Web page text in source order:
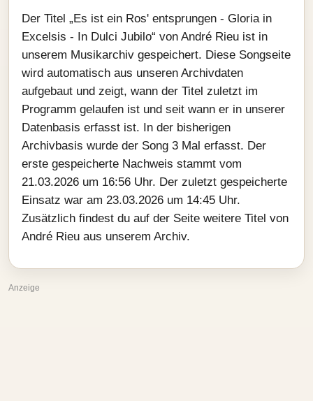
Der Titel „Es ist ein Ros' entsprungen - Gloria in
Excelsis - In Dulci Jubilo“ von André Rieu ist in
unserem Musikarchiv gespeichert. Diese Songseite
wird automatisch aus unseren Archivdaten
aufgebaut und zeigt, wann der Titel zuletzt im
Programm gelaufen ist und seit wann er in unserer
Datenbasis erfasst ist. In der bisherigen
Archivbasis wurde der Song 3 Mal erfasst. Der
erste gespeicherte Nachweis stammt vom
21.03.2026 um 16:56 Uhr. Der zuletzt gespeicherte
Einsatz war am 23.03.2026 um 14:45 Uhr.
Zusätzlich findest du auf der Seite weitere Titel von
André Rieu aus unserem Archiv.
Anzeige